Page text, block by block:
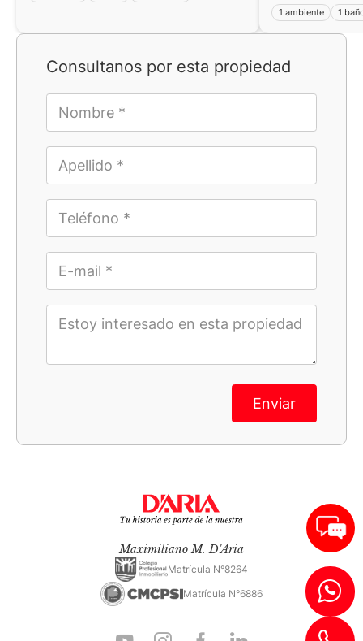
Consultanos por esta propiedad
Enviar
1 ambiente 1
Maximiliano M. D'Aria
Matrícula N°8264
Matrícula N°6886